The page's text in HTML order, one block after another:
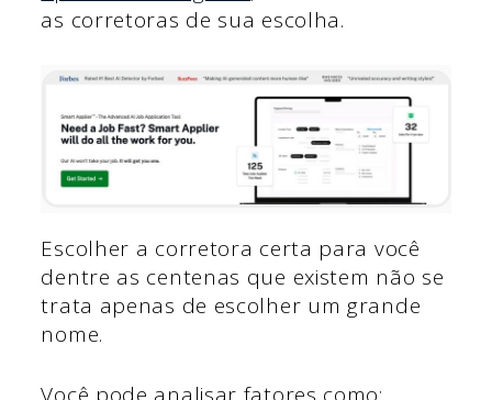
as corretoras de sua escolha.
Escolher a corretora certa para você
dentre as centenas que existem não se
trata apenas de escolher um grande
nome.